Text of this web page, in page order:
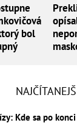
bol
Kde sa po